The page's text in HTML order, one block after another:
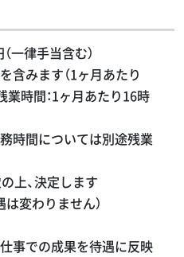
一律手当含む）
みます（1ヶ月あたり
時間：1ヶ月あたり16時
時間については別途残業
上、決定します
変わりません）
事での成果を待遇に反映